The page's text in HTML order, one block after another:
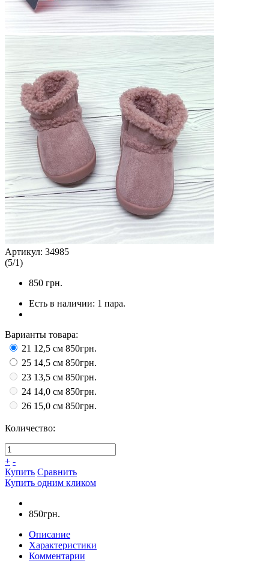
Артикул: 34985
(5/1)
850 грн.
Есть в наличии: 1 пара.
Варианты товара:
21 12,5 см 850грн.
25 14,5 см 850грн.
23 13,5 см 850грн.
24 14,0 см 850грн.
26 15,0 см 850грн.
Количество:
+ -
Купить Сравнить
Купить одним кликом
850грн.
Описание
Характеристики
Комментарии